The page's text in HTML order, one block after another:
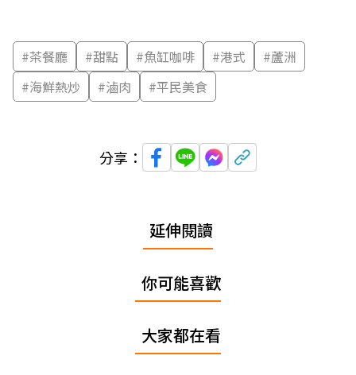
#茶餐廳 #甜點 #魚缸咖啡 #港式 #蘆洲
#海鮮熱炒 #滷肉 #平民美食
分享：
延伸閱讀
你可能喜歡
大家都在看